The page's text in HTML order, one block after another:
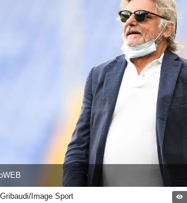
Image Sport